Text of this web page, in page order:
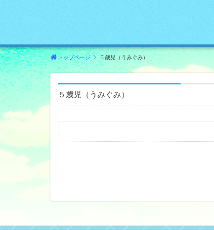
トップページ ５歳児（うみぐみ）
５歳児（うみぐみ）